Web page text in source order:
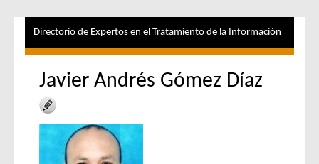
Directorio de Expertos en el Tratamiento de la Información
Javier Andrés Gómez Díaz